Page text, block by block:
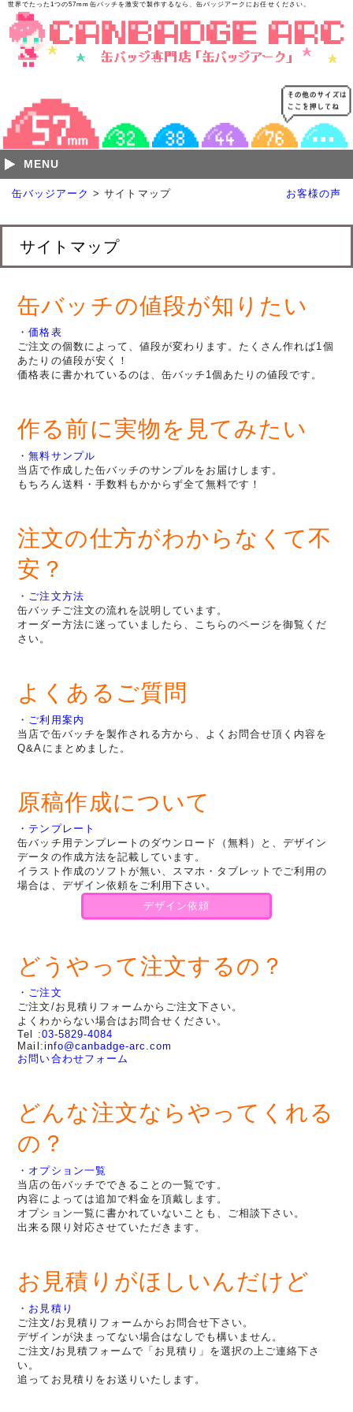
世界でたった1つの57mm缶バッチを激安で製作するなら、缶バッジアークにお任せください。
MENU
缶バッジアーク > サイトマップ お客様の声
サイトマップ
缶バッチの値段が知りたい
・価格表
ご注文の個数によって、値段が変わります。たくさん作れば1個
あたりの値段が安く！
価格表に書かれているのは、缶バッチ1個あたりの値段です。
作る前に実物を見てみたい
・無料サンプル
当店で作成した缶バッチのサンプルをお届けします。
もちろん送料・手数料もかからず全て無料です！
注文の仕方がわからなくて不
安？
・ ご注文方法
缶バッチご注文の流れを説明しています。
オーダー方法に迷っていましたら、こちらのページを御覧くだ
さい。
よくあるご質問
・ ご利用案内
当店で缶バッチを製作される方から、よくお問合せ頂く内容を
Q&Aにまとめました。
原稿作成について
・ テンプレート
缶バッチ用テンプレートのダウンロード（無料）と、デザイン
データの作成方法を記載しています。
イラスト作成のソフトが無い、スマホ・タブレットでご利用の
場合は、デザイン依頼をご利用下さい。
デザイン依頼
どうやって注文するの？
・ ご注文
ご注文/お見積りフォームからご注文下さい。
よくわからない場合はお問合せください。
Tel :03-5829-4084
Mail:info@canbadge-arc.com
お問い合わせフォーム
どんな注文ならやってくれる
の？
・ オプション一覧
当店の缶バッチでできることの一覧です。
内容によっては追加で料金を頂戴します。
オプション一覧に書かれていないことも、ご相談下さい。
出来る限り対応させていただきます。
お見積りがほしいんだけど
・ お見積り
ご注文/お見積りフォームからお問合せ下さい。
デザインが決まってない場合はなしでも構いません。
ご注文/お見積フォームで「お見積り」を選択の上ご連絡下さ
い。
追ってお見積りをお送りいたします。